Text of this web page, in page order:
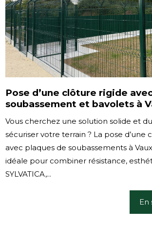
Pose d’une clôture rigide
soubassement et bavolets à
Vous cherchez une solution solide et
sécuriser votre terrain ? La pose d’une
avec plaques de soubassements à
idéale pour combiner résistance,
SYLVATICA,...
En